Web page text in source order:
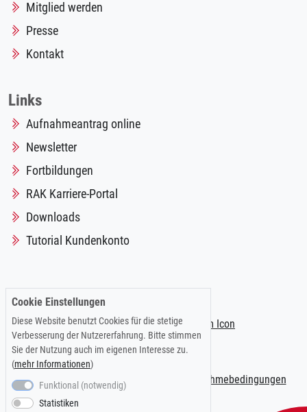
Mitglied werden
Presse
Kontakt
Links
Aufnahmeantrag online
Newsletter
Fortbildungen
RAK Karriere-Portal
Downloads
Tutorial Kundenkonto
Impressum |Datenschutzerklärung Teilnahmebedingungen
Cookie Einstellungen
Diese Website benutzt Cookies für die stetige
Verbesserung der Nutzererfahrung. Bitte stimmen
Sie der Nutzung auch im eigenen Interesse zu.
(mehr Informationen)
Funktional (notwendig)
Statistiken